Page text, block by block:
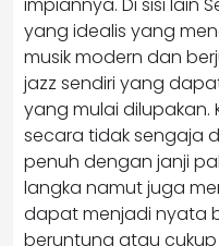
yang idealis yang
musik modern dan
jazz sendiri yang
yang mulai dilupakan.
secara tidak sengaja
penuh dengan janji
langka namut juga
dapat menjadi nyata
beruntung atau